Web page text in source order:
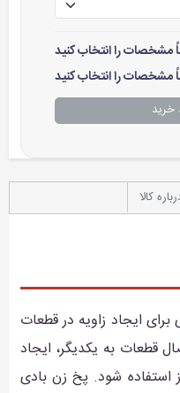
مشخصات را انتخاب کنید
مشخصات را انتخاب کنید
خرید
کالا
برای ایجاد زاویه در قطعات
قطعات به یکدیگر، ایجاد
استفاده شود. پخ زن بادی